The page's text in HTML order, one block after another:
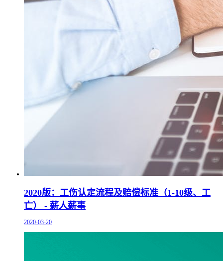
2020版：工伤认定流程及赔偿标准（1-10级、工
亡） - 薪人薪事
2020-03-20